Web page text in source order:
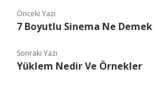
Önceki Yazı
7 Boyutlu Sinema Ne Demek
Sonraki Yazı
Yüklem Nedir Ve Örnekler